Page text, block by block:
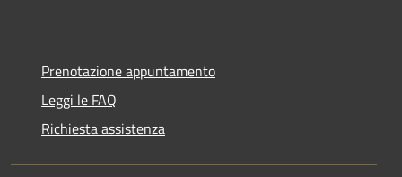
Prenotazione appuntamento
Leggi le FAQ
Richiesta assistenza